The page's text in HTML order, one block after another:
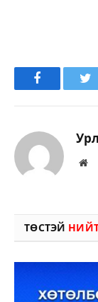
Facebook
ТӨСТЭЙ